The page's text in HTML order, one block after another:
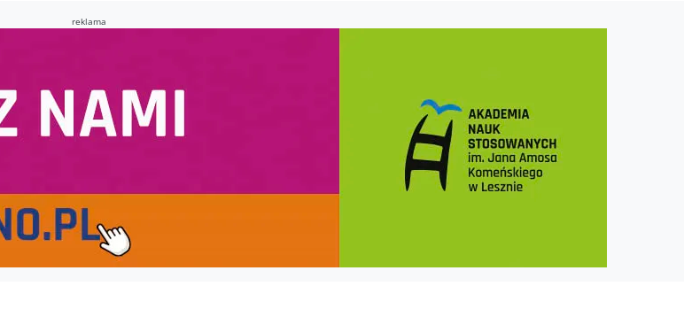
reklama